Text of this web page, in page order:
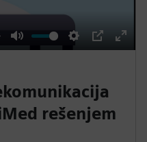
M
t
S
t
P
P
E
rešenjem